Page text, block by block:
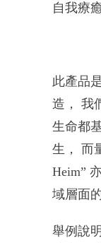
自我療癒
此產品
造， 我
生命都
生， 而
Heim”
域層面
舉例說